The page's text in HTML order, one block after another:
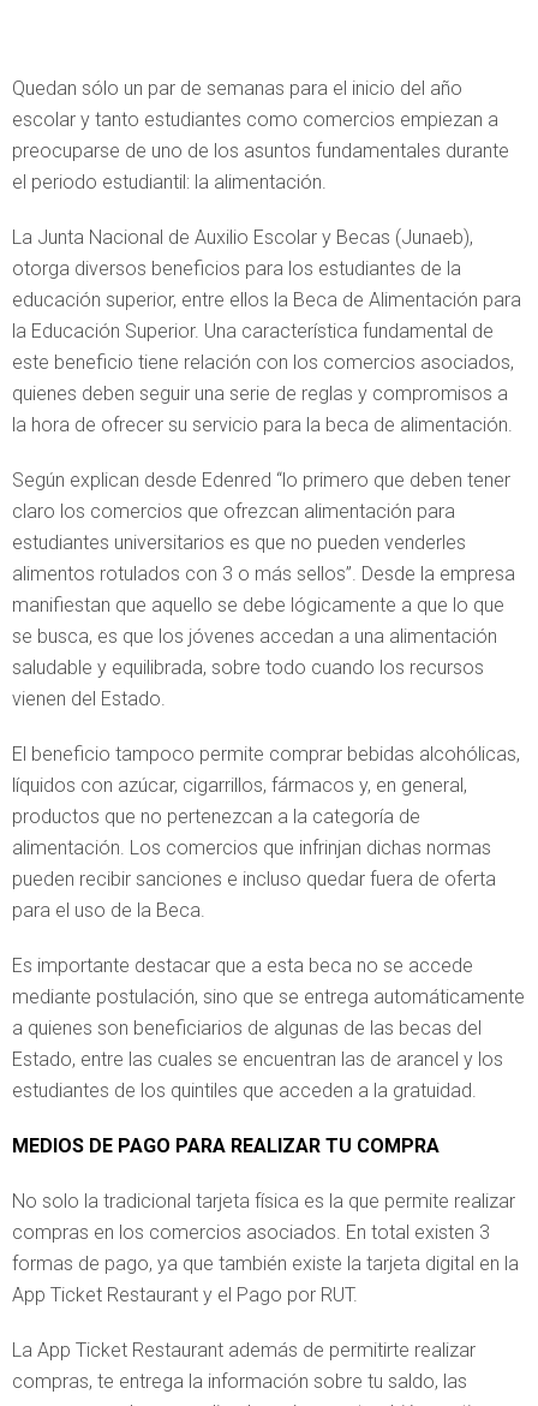
Quedan sólo un par de semanas para el inicio del año
escolar y tanto estudiantes como comercios empiezan a
preocuparse de uno de los asuntos fundamentales durante
el periodo estudiantil: la alimentación.
La Junta Nacional de Auxilio Escolar y Becas (Junaeb),
otorga diversos beneficios para los estudiantes de la
educación superior, entre ellos la Beca de Alimentación para
la Educación Superior. Una característica fundamental de
este beneficio tiene relación con los comercios asociados,
quienes deben seguir una serie de reglas y compromisos a
la hora de ofrecer su servicio para la beca de alimentación.
Según explican desde Edenred “lo primero que deben tener
claro los comercios que ofrezcan alimentación para
estudiantes universitarios es que no pueden venderles
alimentos rotulados con 3 o más sellos”. Desde la empresa
manifiestan que aquello se debe lógicamente a que lo que
se busca, es que los jóvenes accedan a una alimentación
saludable y equilibrada, sobre todo cuando los recursos
vienen del Estado.
El beneficio tampoco permite comprar bebidas alcohólicas,
líquidos con azúcar, cigarrillos, fármacos y, en general,
productos que no pertenezcan a la categoría de
alimentación. Los comercios que infrinjan dichas normas
pueden recibir sanciones e incluso quedar fuera de oferta
para el uso de la Beca.
Es importante destacar que a esta beca no se accede
mediante postulación, sino que se entrega automáticamente
a quienes son beneficiarios de algunas de las becas del
Estado, entre las cuales se encuentran las de arancel y los
estudiantes de los quintiles que acceden a la gratuidad.
MEDIOS DE PAGO PARA REALIZAR TU COMPRA
No solo la tradicional tarjeta física es la que permite realizar
compras en los comercios asociados. En total existen 3
formas de pago, ya que también existe la tarjeta digital en la
App Ticket Restaurant y el Pago por RUT.
La App Ticket Restaurant además de permitirte realizar
compras, te entrega la información sobre tu saldo, las